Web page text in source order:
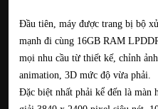
Đầu tiên, máy được trang bị bộ
mạnh đi cùng 16GB RAM
mọi nhu cầu từ thiết kế, chỉnh
animation, 3D mức độ vừa phải.
Đặc biệt nhất phải kể đến là màn